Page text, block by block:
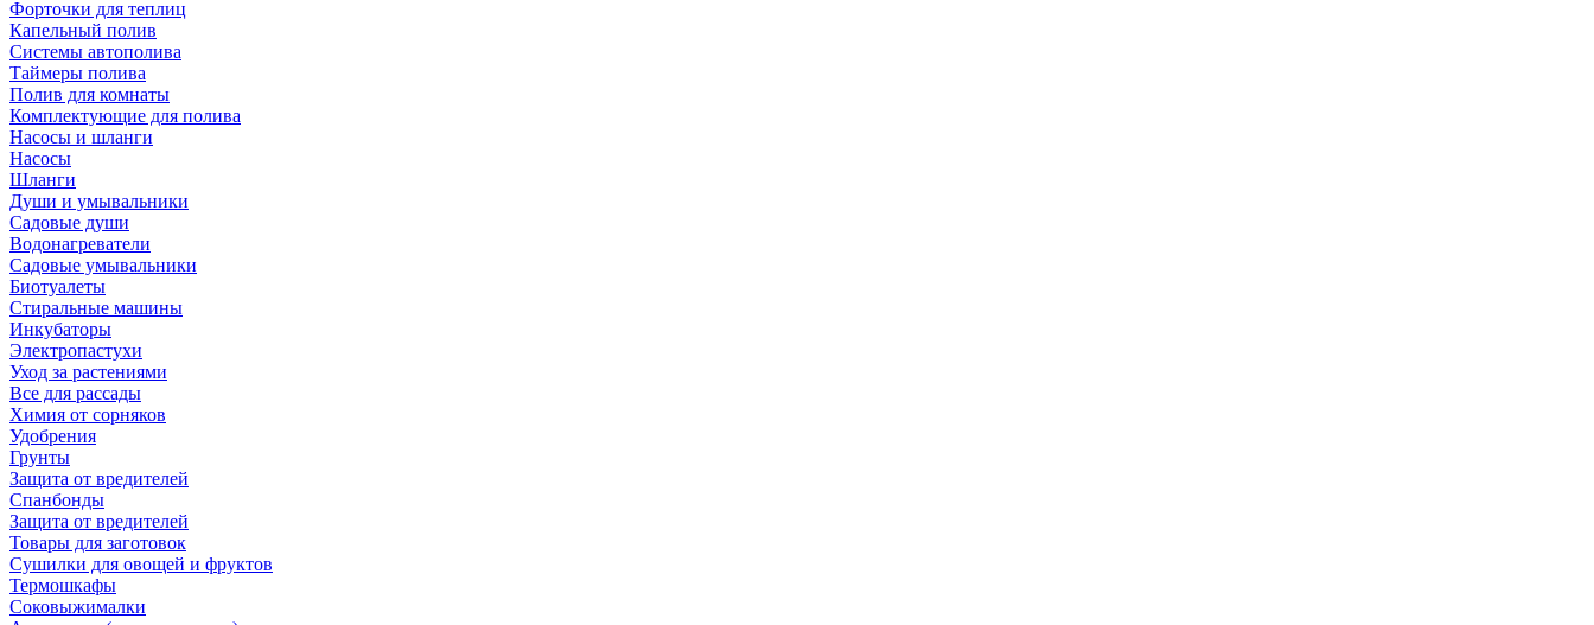
Форточки для теплиц
Капельный полив
Системы автополива
Таймеры полива
Полив для комнаты
Комплектующие для полива
Насосы и шланги
Насосы
Шланги
Души и умывальники
Садовые души
Водонагреватели
Садовые умывальники
Биотуалеты
Стиральные машины
Инкубаторы
Электропастухи
Уход за растениями
Все для рассады
Химия от сорняков
Удобрения
Грунты
Защита от вредителей
Спанбонды
Защита от вредителей
Товары для заготовок
Сушилки для овощей и фруктов
Термошкафы
Соковыжималки